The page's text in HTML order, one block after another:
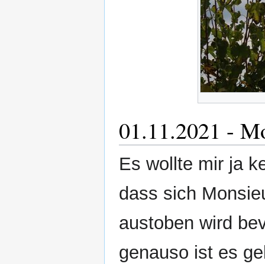
01.11.2021 -
Es wollte mir ja
dass sich
austoben wird
genauso ist es